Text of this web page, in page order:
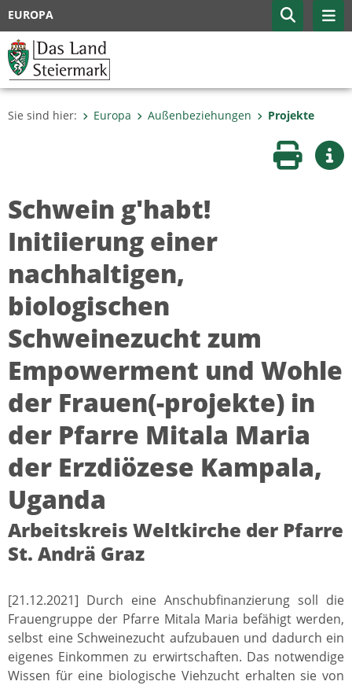
EUROPA
Sie sind hier: Europa Außenbeziehungen Projekte
Seite
Schwein g'habt!
Initiierung einer
nachhaltigen,
biologischen
Schweinezucht zum
Empowerment und Wohle
der Frauen(-projekte) in
der Pfarre Mitala Maria
der Erzdiözese Kampala,
Uganda
Arbeitskreis Weltkirche der Pfarre
St. Andrä Graz
[21.12.2021] Durch eine Anschubfinanzierung soll die
Frauengruppe der Pfarre Mitala Maria befähigt werden,
selbst eine Schweinezucht aufzubauen und dadurch ein
eigenes Einkommen zu erwirtschaften. Das notwendige
Wissen für eine biologische Viehzucht erhalten sie von